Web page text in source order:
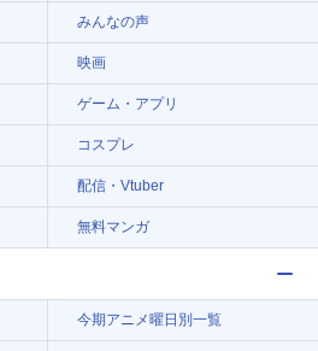
みんなの声
映画
ゲーム・アプリ
コスプレ
配信・Vtuber
無料マンガ
今期アニメ曜日別一覧